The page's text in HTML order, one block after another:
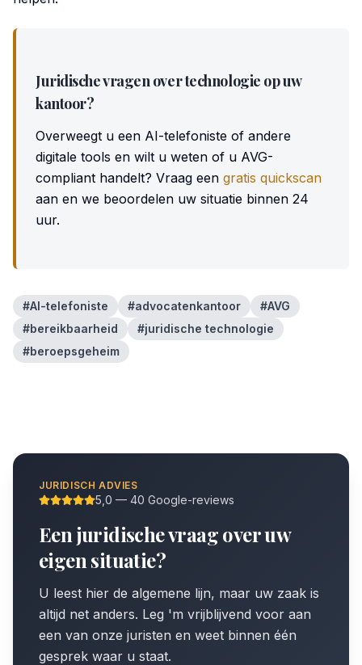
Juridische vragen over technologie op uw
kantoor?
Overweegt u een AI-telefoniste of andere
digitale tools en wilt u weten of u AVG-
compliant handelt? Vraag een gratis quickscan
aan en we beoordelen uw situatie binnen 24
uur.
#AI-telefoniste #advocatenkantoor #AVG
#bereikbaarheid #juridische technologie
#beroepsgeheim
JURIDISCH ADVIES
5,0 — 40 Google-reviews
Een juridische vraag over uw
eigen situatie?
U leest hier de algemene lijn, maar uw zaak is
altijd net anders. Leg 'm vrijblijvend voor aan
een van onze juristen en weet binnen één
gesprek waar u staat.